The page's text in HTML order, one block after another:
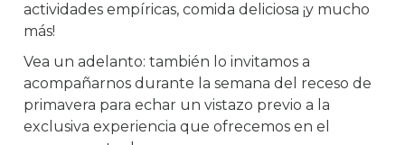
actividades empíricas, comida deliciosa ¡y mucho
más!
Vea un adelanto: también lo invitamos a
acompañarnos durante la semana del receso de
primavera para echar un vistazo previo a la
exclusiva experiencia que ofrecemos en el